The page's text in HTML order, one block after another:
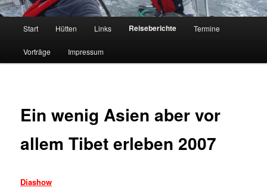
Start Hütten Links Reiseberichte Termine
Vorträge Impressum
Ein wenig Asien aber vor
allem Tibet erleben 2007
Diashow